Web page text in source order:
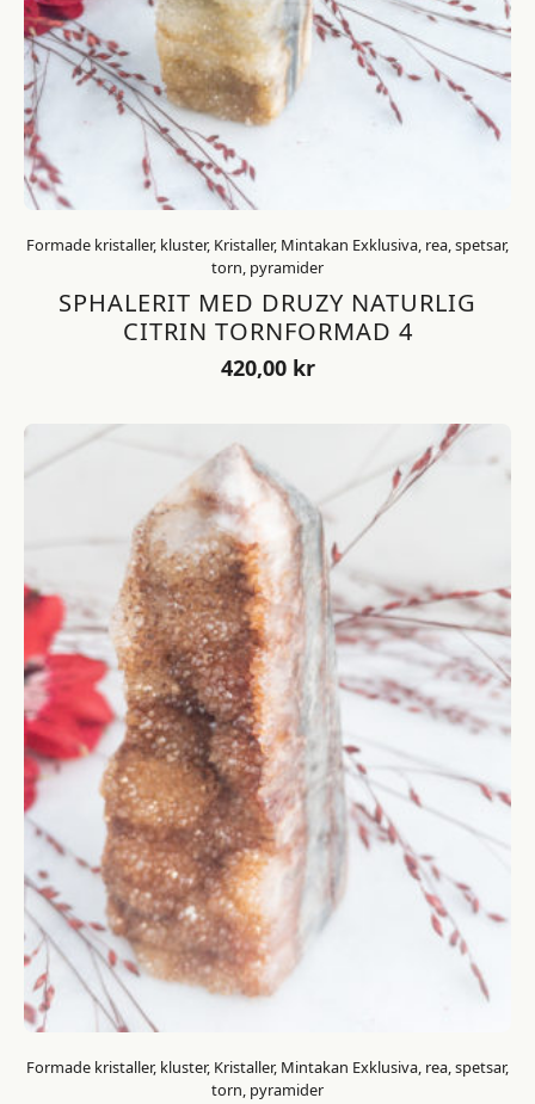
Formade kristaller, kluster, Kristaller, Mintakan Exklusiva, rea, spetsar,
torn, pyramider
SPHALERIT MED DRUZY NATURLIG
CITRIN TORNFORMAD 4
420,00 kr
Formade kristaller, kluster, Kristaller, Mintakan Exklusiva, rea, spetsar,
torn, pyramider